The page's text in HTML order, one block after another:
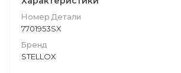
Номер Детали
7701953SX
Бренд
STELLOX